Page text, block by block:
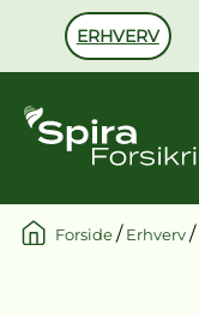
ERHVERV
Forside/ Erhverv/